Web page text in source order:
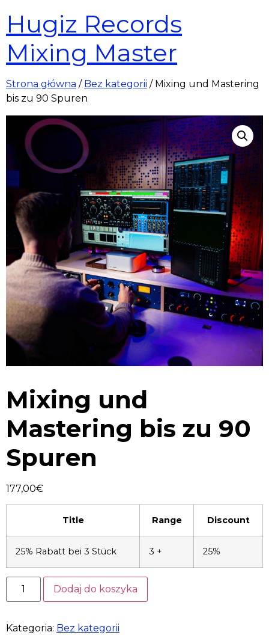
Hugiz Records
Mixing Master
Strona główna / Bez kategorii / Mixing und Mastering
bis zu 90 Spuren
Mixing und
Mastering bis zu 90
Spuren
177,00€
Title Range Discount
25% Rabatt bei 3 Stück 3 + 25%
Dodaj do koszyka
Kategoria: Bez kategorii